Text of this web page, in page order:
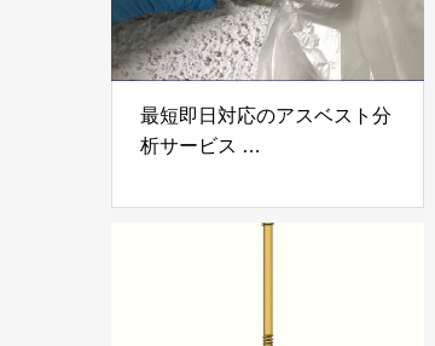
最短即日対応のアスベスト分
析サービス
株式会社べスター